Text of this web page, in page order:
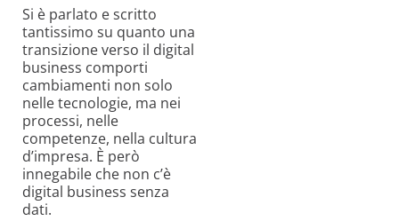
Si è parlato e scritto
tantissimo su quanto una
transizione verso il digital
business comporti
cambiamenti non solo
nelle tecnologie, ma nei
processi, nelle
competenze, nella cultura
d’impresa. È però
innegabile che non c’è
digital business senza
dati.